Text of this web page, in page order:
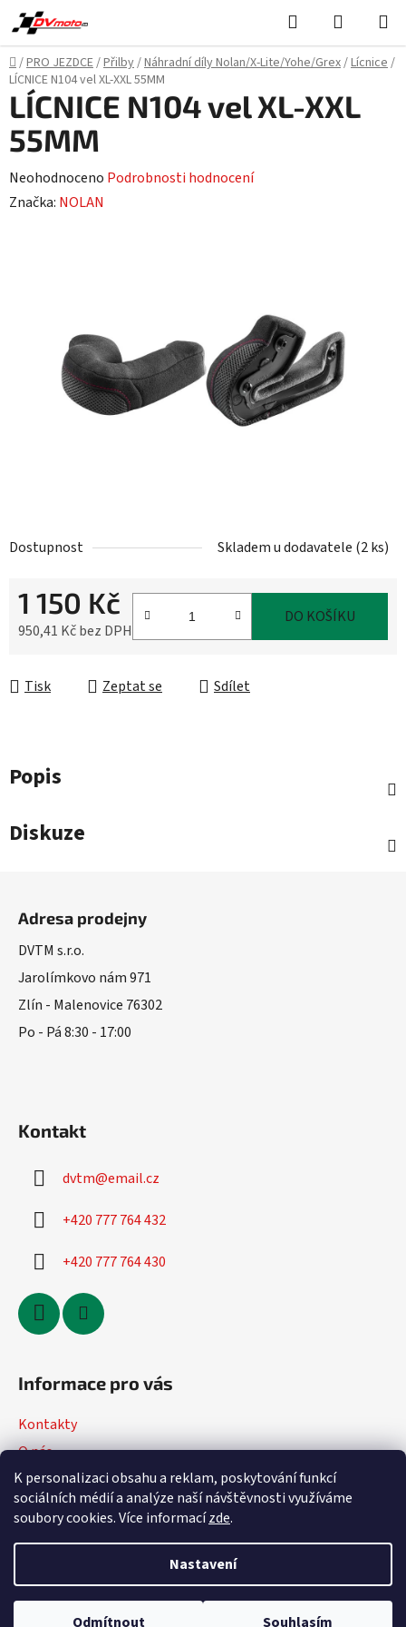
K personalizaci obsahu a reklam, poskytování funkcí
sociálních médií a analýze naší návštěvnosti využíváme
soubory cookies. Více informacízde.
Nastavení
Odmítnout Souhlasím
Přejít
na
obsah
Hledat
KOŠÍK
Domů
/PRO JEZDCE/Přilby/Náhradní díly Nolan/X-Lite/Yohe/Grex/Lícnice/
LÍCNICE N104 vel XL-XXL 55MM
Dostupnost Skladem u dodavatele (2 ks)
1 150 Kč
950,41 Kč bez DPH
DO KOŠÍKU
Tisk Zeptat se Sdílet
LÍCNICE N104 vel XL-XXL
55MM
Průměrné
hodnocení
hvězdiček.
Neohodnoceno Podrobnosti hodnocení
Značka: NOLAN
Popis
Diskuze
Adresa prodejny
DVTM s.r.o.
Jarolímkovo nám 971
Zlín - Malenovice 76302
Po - Pá 8:30 - 17:00
Kontakt
dvtm@email.cz
+420 777 764 432
+420 777 764 430
Informace pro vás
Kontakty
O nás
Jak nakupovat
Obchodní podmínky
Vytvořil Shoptet